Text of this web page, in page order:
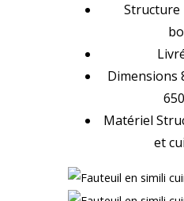
Structure
Dimensions
Matériel
et